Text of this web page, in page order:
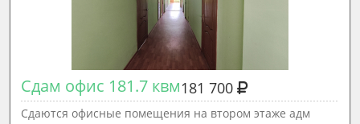
Сдам офис 181.7 квм181 700
Сдаются офисные помещения на втором этаже адм